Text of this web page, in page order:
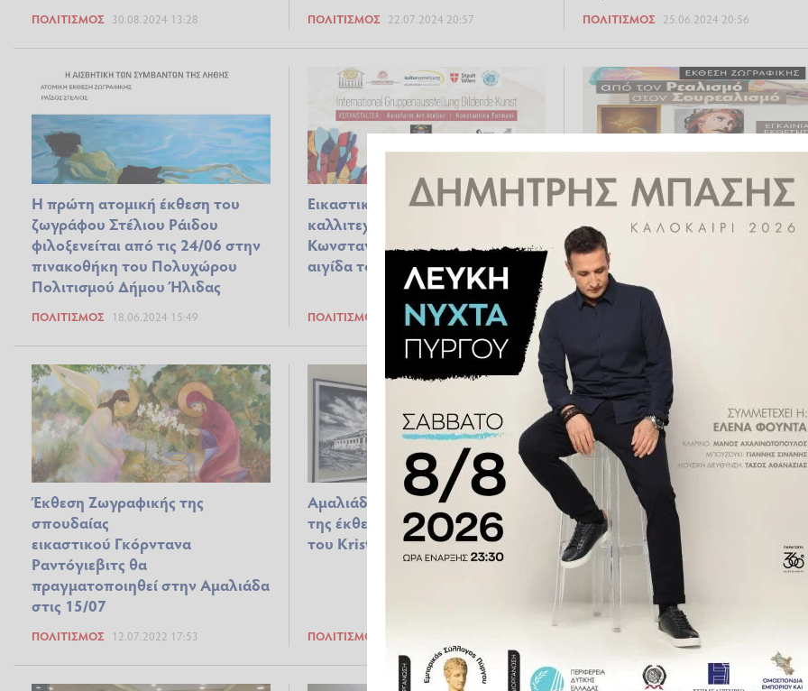
ΠΟΛΙΤΙΣΜΌΣ 30.08.2024 13:28 ΠΟΛΙΤΙΣΜΌΣ 22.07.2024 20:57 ΠΟΛΙΤΙΣΜΌΣ 25.06.2024 20:56
Η πρώτη ατομική έκθεση του
ζωγράφου Στέλιου Ράιδου
φιλοξενείται από τις 24/06 στην
πινακοθήκη του Πολυχώρου
Πολιτισμού Δήμου Ήλιδας
ΠΟΛΙΤΙΣΜΌΣ 18.06.2024 15:49
Εικαστική έκθεση 31 Ελλήνων
καλλιτεχνών στη Βιέννη από την
Κωνσταντίνα Φαρμάκη, υπό την
αιγίδα του Δήμου Ήλιδας
ΠΟΛΙΤΙΣΜΌΣ 08.04.2024 14:19
Δήμος Ήλιδας: Εικαστική
με τίτλο «Από τον Ρεαλισμό
στον Σουρεαλισμό» - Εγκαίνια
Σάββατο 18/03
10.03.2023 17:56
Έκθεση Ζωγραφικής της
σπουδαίας
εικαστικού Γκόρντανα
Ραντόγιεβιτς θα
πραγματοποιηθεί στην Αμαλιάδα
στις 15/07
ΠΟΛΙΤΙΣΜΌΣ 12.07.2022 17:53
Αμαλιάδα: Απόψε τα εγκαίνια
της έκθεσης των σπουδαστών
του Kristo Hasa
ΠΟΛΙΤΙΣΜΌΣ
Η Δ. Αυγερινοπούλου στην
έκθεση ζωγραφικής του
συμπολίτη μας, Παύλου
Αυγερινόπουλου
ΠΟΛΙΤΙΚΆ 05.05.2022 13:49